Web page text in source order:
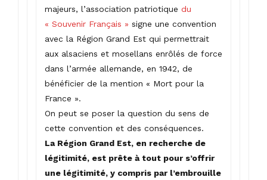
majeurs, l’association patriotique du
« Souvenir Français » signe une convention
avec la Région Grand Est qui permettrait
aux alsaciens et mosellans enrôlés de force
dans l’armée allemande, en 1942, de
bénéficier de la mention « Mort pour la
France ».
On peut se poser la question du sens de
cette convention et des conséquences.
La Région Grand Est, en recherche de
légitimité, est prête à tout pour s’offrir
une légitimité, y compris par l’embrouille